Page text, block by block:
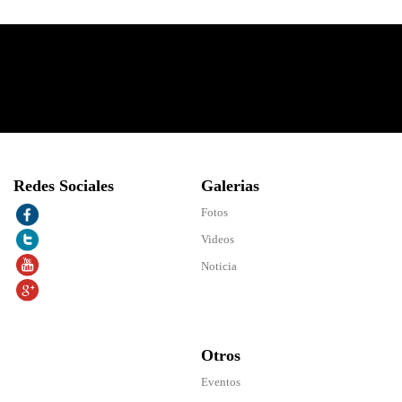
Redes Sociales Galerias
Fotos
Videos
Noticia
Otros
Eventos